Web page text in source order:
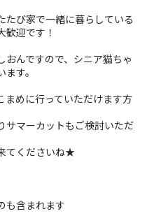
たび家で一緒に暮らしている
迎です！
んですので、シニア猫ちゃ
す。
まめに行っていただけます方
サマーカットもご検討いただ
てくださいね★
も含まれます